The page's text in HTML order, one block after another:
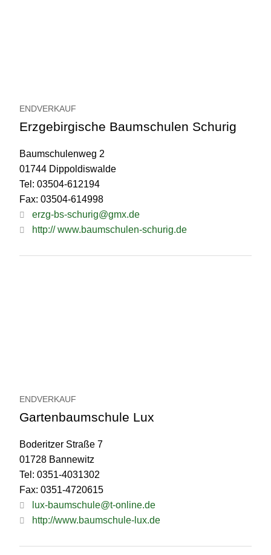
ENDVERKAUF
Erzgebirgische Baumschulen Schurig
Baumschulenweg 2
01744 Dippoldiswalde
Tel: 03504-612194
Fax: 03504-614998
erzg-bs-schurig@gmx.de
http:// www.baumschulen-schurig.de
ENDVERKAUF
Gartenbaumschule Lux
Boderitzer Straße 7
01728 Bannewitz
Tel: 0351-4031302
Fax: 0351-4720615
lux-baumschule@t-online.de
http://www.baumschule-lux.de